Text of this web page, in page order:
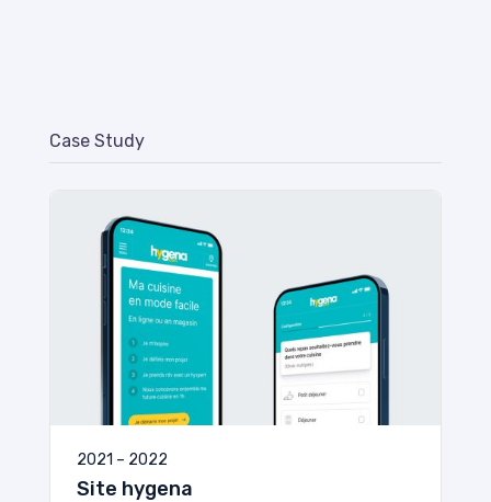
Case Study
2021 – 2022
Site hygena